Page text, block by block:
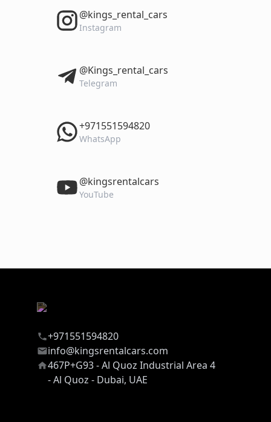
‎@kings_rental_cars
Instagram
‎@Kings_rental_cars
Telegram
‎+971551594820
WhatsApp
‎@kingsrentalcars
YouTube
+971551594820
info@kingsrentalcars.com
467P+G93 - Al Quoz Industrial Area 4
- Al Quoz - Dubai, UAE